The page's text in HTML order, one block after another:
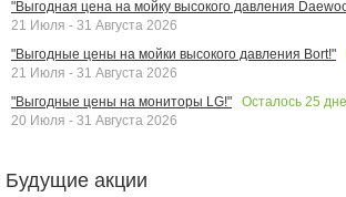
"Выгодная цена на мойку высокого давления
21 Июля - 31 Августа 2026
"Выгодные цены на мойки высокого давления Bort!"
21 Июля - 31 Августа 2026
"Выгодные цены на мониторы LG!"
Осталось 25
20 Июля - 31 Августа 2026
Будущие акции